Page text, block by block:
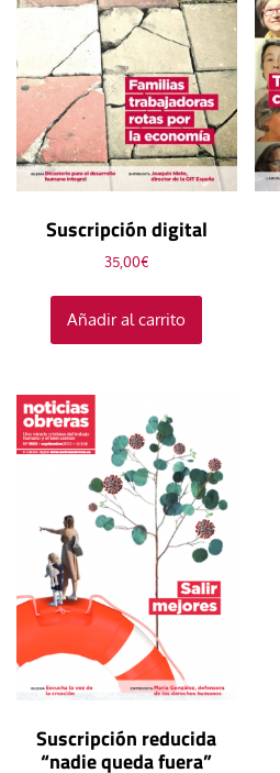
Suscripción digital
35,00€
Añadir al carrito
Suscripción reducida
“nadie queda fuera”